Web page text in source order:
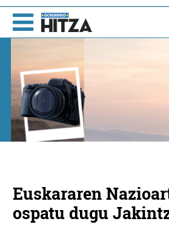
Euskararen
ospatu dugu